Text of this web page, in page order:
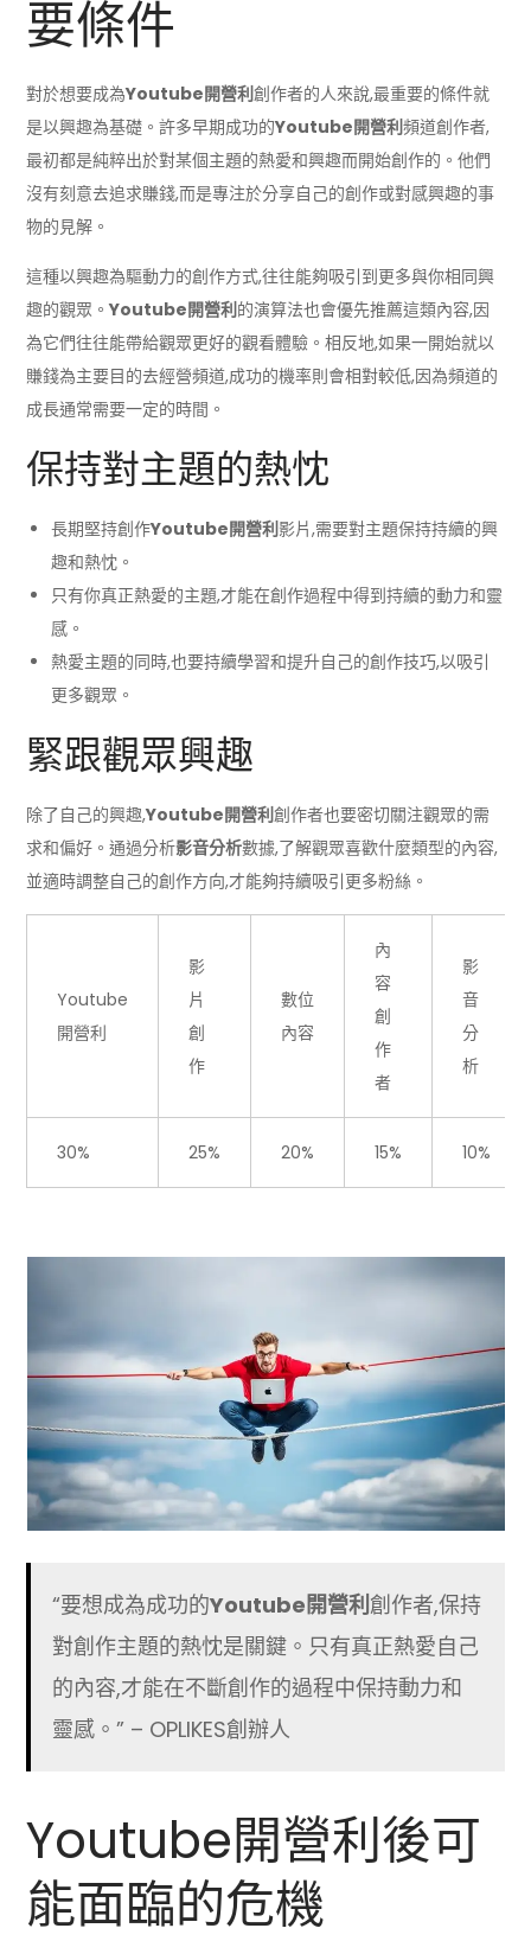
要條件
對於想要成為Youtube開營利創作者的人來說,最重要的條件就
是以興趣為基礎。許多早期成功的Youtube開營利頻道創作者,
最初都是純粹出於對某個主題的熱愛和興趣而開始創作的。他們
沒有刻意去追求賺錢,而是專注於分享自己的創作或對感興趣的事
物的見解。
這種以興趣為驅動力的創作方式,往往能夠吸引到更多與你相同興
趣的觀眾。Youtube開營利的演算法也會優先推薦這類內容,因
為它們往往能帶給觀眾更好的觀看體驗。相反地,如果一開始就以
賺錢為主要目的去經營頻道,成功的機率則會相對較低,因為頻道的
成長通常需要一定的時間。
保持對主題的熱忱
長期堅持創作Youtube開營利影片,需要對主題保持持續的興
趣和熱忱。
只有你真正熱愛的主題,才能在創作過程中得到持續的動力和靈
感。
熱愛主題的同時,也要持續學習和提升自己的創作技巧,以吸引
更多觀眾。
緊跟觀眾興趣
除了自己的興趣,Youtube開營利創作者也要密切關注觀眾的需
求和偏好。通過分析影音分析數據,了解觀眾喜歡什麼類型的內容,
並適時調整自己的創作方向,才能夠持續吸引更多粉絲。
Youtube
開營利
影
片
創
作
數位
內容
內
容
創
作
者
影
音
分
析
30% 25% 20% 15% 10%
“要想成為成功的Youtube開營利創作者,保持
對創作主題的熱忱是關鍵。只有真正熱愛自己
的內容,才能在不斷創作的過程中保持動力和
靈感。” – OPLIKES創辦人
Youtube開營利後可
能面臨的危機